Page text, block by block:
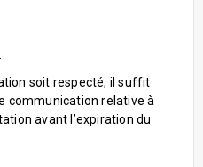
soit respecté, il suffit
communication relative à
avant l’expiration du